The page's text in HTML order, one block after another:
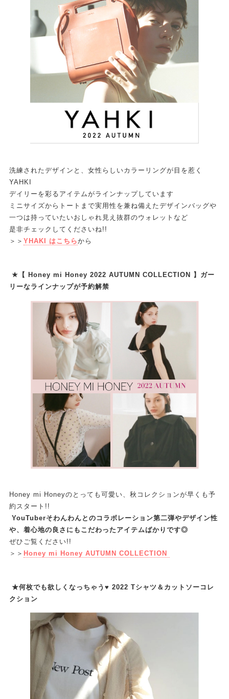
洗練されたデザインと、女性らしいカラーリングが目を惹く
YAHKI
デイリーを彩るアイテムがラインナップしています
ミニサイズからトートまで実用性を兼ね備えたデザインバッグや
一つは持っていたいおしゃれ見え抜群のウォレットなど
是非チェックしてくださいね!!
＞＞ YHAKI はこちらから
★【 Honey mi Honey 2022 AUTUMN COLLECTION 】ガー
リーなラインナップが予約解禁
Honey mi Honeyのとっても可愛い、秋コレクションが早くも予
約スタート!!
YouTuberそわんわんとのコラボレーション第二弾やデザイン性
や、着心地の良さにもこだわったアイテムばかりです◎
ぜひご覧ください!!
＞＞ Honey mi Honey AUTUMN COLLECTION
★何枚でも欲しくなっちゃう♥ 2022 Tシャツ＆カットソーコレ
クション